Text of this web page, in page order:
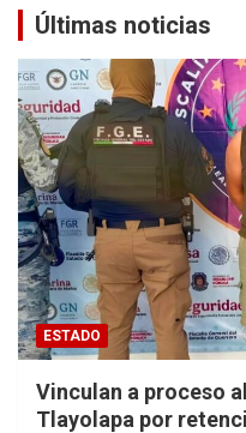
Últimas noticias
ESTADO
Vinculan a proceso
Tlayolapa por